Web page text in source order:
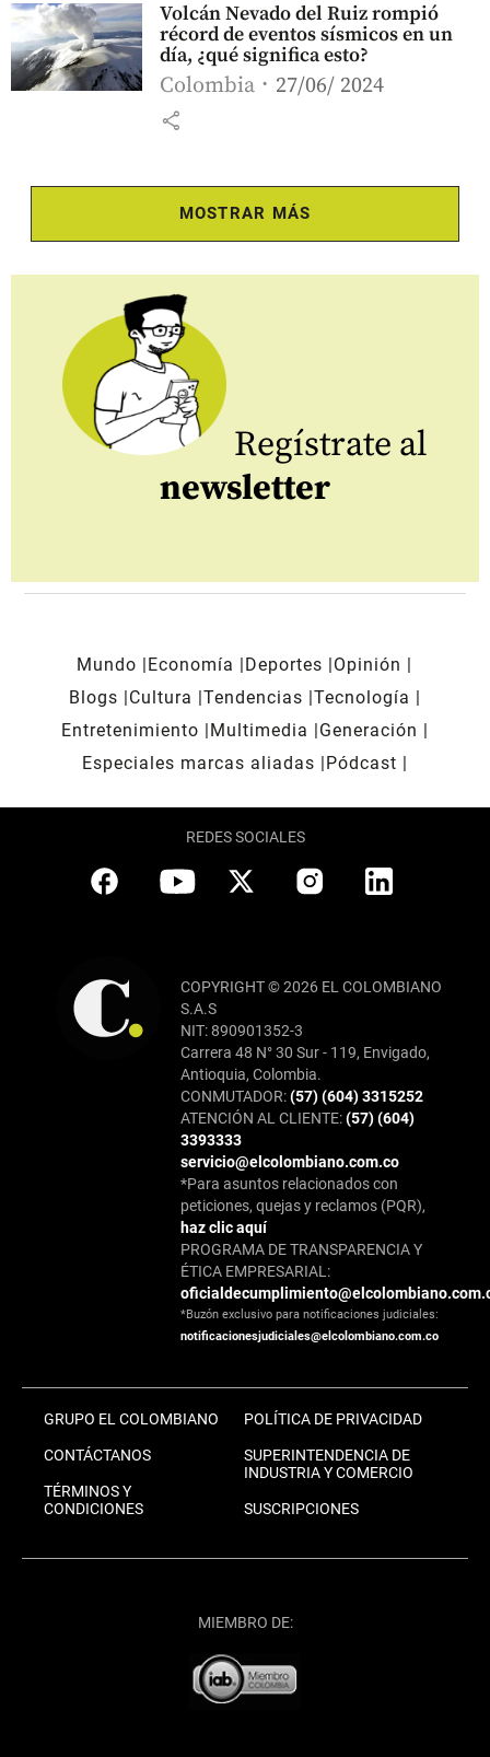
Volcán Nevado del Ruiz rompió
récord de eventos sísmicos en un
día, ¿qué significa esto?
Colombia 27/06/ 2024
share
MOSTRAR MÁS
Regístrate al
newsletter
Mundo Economía Deportes
Opinión
Blogs
Cultura Tendencias Tecnología
Entretenimiento
Multimedia
Generación
Especiales marcas aliadas
Pódcast
REDES SOCIALES
COPYRIGHT © 2026 EL COLOMBIANO
S.A.S
NIT: 890901352-3
Carrera 48 N° 30 Sur - 119, Envigado,
Antioquia, Colombia.
CONMUTADOR:(57) (604) 3315252
ATENCIÓN AL CLIENTE:(57) (604)
3393333
servicio@elcolombiano.com.co
*Para asuntos relacionados con
peticiones, quejas y reclamos (PQR),
haz clic aquí
PROGRAMA DE TRANSPARENCIA Y
ÉTICA EMPRESARIAL:
*Buzón exclusivo para notificaciones judiciales:
notificacionesjudiciales@elcolombiano.com.co
GRUPO EL COLOMBIANO
CONTÁCTANOS
TÉRMINOS Y
CONDICIONES
POLÍTICA DE PRIVACIDAD
SUPERINTENDENCIA DE
INDUSTRIA Y COMERCIO
SUSCRIPCIONES
MIEMBRO DE: